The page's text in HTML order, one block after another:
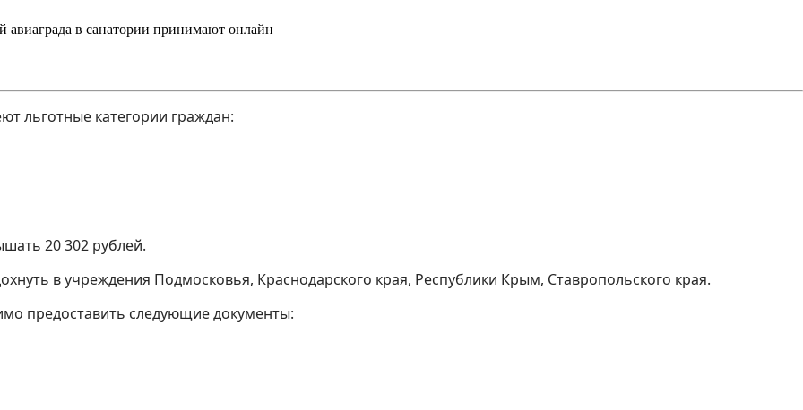
в санатории принимают онлайн
льготные категории граждан:
20 302 рублей.
в учреждения Подмосковья, Краснодарского края, Республики Крым, Ставропольского края.
предоставить следующие документы: